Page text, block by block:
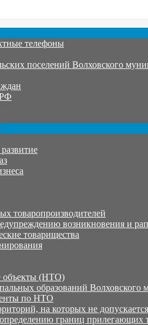
телефоны
поселений Волховского
товаропроизводителей
возникновения и
товарищества
объекты (НТО)
образований Волховского
по НТО
на которых не
границ прилегающих